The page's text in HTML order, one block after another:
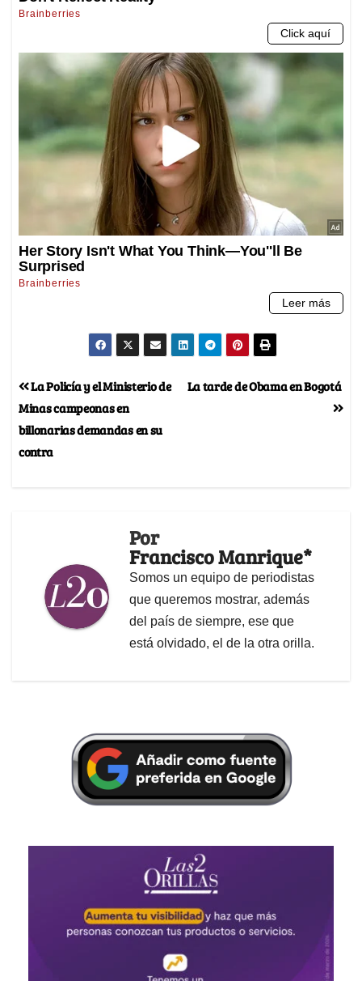
La tarde de Obama en Bogotá
La Policía y el Ministerio de
Minas campeonas en
billonarias demandas en su
contra
Por
Francisco Manrique*
Somos un equipo de periodistas
que queremos mostrar, además
del país de siempre, ese que
está olvidado, el de la otra orilla.